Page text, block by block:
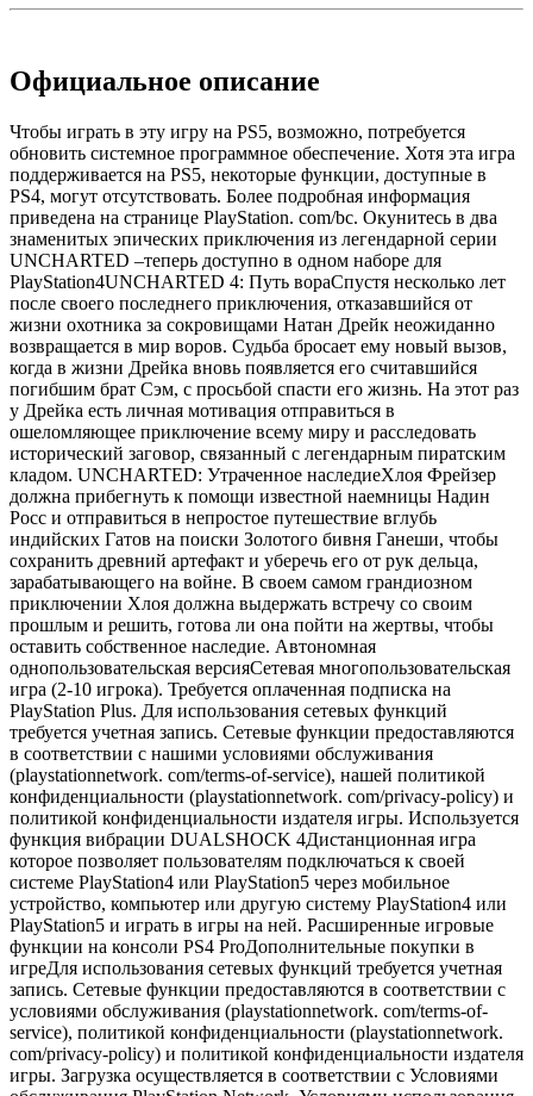
Официальное описание
Чтобы играть в эту игру на PS5, возможно, потребуется
обновить системное программное обеспечение. Хотя эта игра
поддерживается на PS5, некоторые функции, доступные в
PS4, могут отсутствовать. Более подробная информация
приведена на странице PlayStation. com/bc. Окунитесь в два
знаменитых эпических приключения из легендарной серии
UNCHARTED –теперь доступно в одном наборе для
PlayStation4UNCHARTED 4: Путь вораСпустя несколько лет
после своего последнего приключения, отказавшийся от
жизни охотника за сокровищами Натан Дрейк неожиданно
возвращается в мир воров. Судьба бросает ему новый вызов,
когда в жизни Дрейка вновь появляется его считавшийся
погибшим брат Сэм, с просьбой спасти его жизнь. На этот раз
у Дрейка есть личная мотивация отправиться в
ошеломляющее приключение всему миру и расследовать
исторический заговор, связанный с легендарным пиратским
кладом. UNCHARTED: Утраченное наследиеХлоя Фрейзер
должна прибегнуть к помощи известной наемницы Надин
Росс и отправиться в непростое путешествие вглубь
индийских Гатов на поиски Золотого бивня Ганеши, чтобы
сохранить древний артефакт и уберечь его от рук дельца,
зарабатывающего на войне. В своем самом грандиозном
приключении Хлоя должна выдержать встречу со своим
прошлым и решить, готова ли она пойти на жертвы, чтобы
оставить собственное наследие. Автономная
однопользовательская версияСетевая многопользовательская
игра (2-10 игрока). Требуется оплаченная подписка на
PlayStation Plus. Для использования сетевых функций
требуется учетная запись. Сетевые функции предоставляются
в соответствии с нашими условиями обслуживания
(playstationnetwork. com/terms-of-service), нашей политикой
конфиденциальности (playstationnetwork. com/privacy-policy) и
политикой конфиденциальности издателя игры. Используется
функция вибрации DUALSHOCK 4Дистанционная игра
которое позволяет пользователям подключаться к своей
системе PlayStation4 или PlayStation5 через мобильное
устройство, компьютер или другую систему PlayStation4 или
PlayStation5 и играть в игры на ней. Расширенные игровые
функции на консоли PS4 ProДополнительные покупки в
игреДля использования сетевых функций требуется учетная
запись. Сетевые функции предоставляются в соответствии с
условиями обслуживания (playstationnetwork. com/terms-of-
service), политикой конфиденциальности (playstationnetwork.
com/privacy-policy) и политикой конфиденциальности издателя
игры. Загрузка осуществляется в соответствии с Условиями